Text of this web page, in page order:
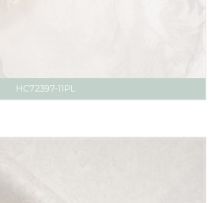
HC72397-11PL